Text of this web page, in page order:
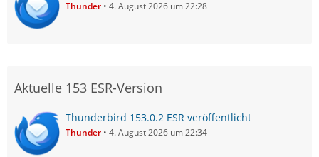
Thunder 4. August 2026 um 22:28
Aktuelle 153 ESR-Version
Thunderbird 153.0.2 ESR veröffentlicht
Thunder 4. August 2026 um 22:34